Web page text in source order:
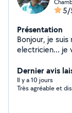
5/
Présentation
Bonjour, je
electricien... je
,plomberie
Dernier avis
Il y a 10 jours
Très agréable et